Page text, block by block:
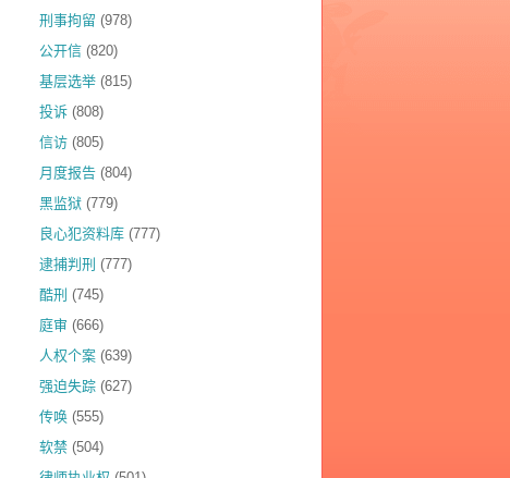
刑事拘留 (978)
公开信 (820)
基层选举 (815)
投诉 (808)
信访 (805)
月度报告 (804)
黑监狱 (779)
良心犯资料库 (777)
逮捕判刑 (777)
酷刑 (745)
庭审 (666)
人权个案 (639)
强迫失踪 (627)
传唤 (555)
软禁 (504)